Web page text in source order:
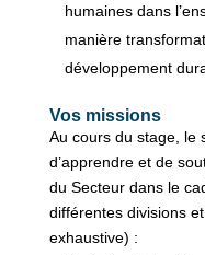
humaines dans
manière
développement
Vos missions
Au cours du stage, le
d’apprendre et de
du Secteur dans le
différentes divisions
exhaustive) :